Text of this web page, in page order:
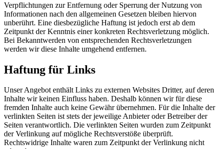
Verpflichtungen zur Entfernung oder Sperrung der Nutzung von
Informationen nach den allgemeinen Gesetzen bleiben hiervon
unberührt. Eine diesbezügliche Haftung ist jedoch erst ab dem
Zeitpunkt der Kenntnis einer konkreten Rechtsverletzung möglich.
Bei Bekanntwerden von entsprechenden Rechtsverletzungen
werden wir diese Inhalte umgehend entfernen.
Haftung für Links
Unser Angebot enthält Links zu externen Websites Dritter, auf deren
Inhalte wir keinen Einfluss haben. Deshalb können wir für diese
fremden Inhalte auch keine Gewähr übernehmen. Für die Inhalte der
verlinkten Seiten ist stets der jeweilige Anbieter oder Betreiber der
Seiten verantwortlich. Die verlinkten Seiten wurden zum Zeitpunkt
der Verlinkung auf mögliche Rechtsverstöße überprüft.
Rechtswidrige Inhalte waren zum Zeitpunkt der Verlinkung nicht